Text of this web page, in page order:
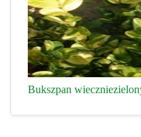
Bukszpan